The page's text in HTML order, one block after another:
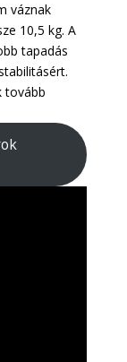
váznak
10,5 kg. A
tapadás
tovább